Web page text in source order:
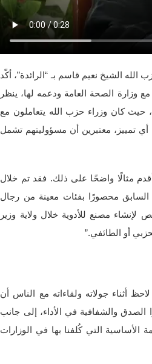
الشيخ نعيم قاسم بـ “الرائدة”، أكّد
وزارة الصحة العامة ودعمه لها، ينظر
حيث كان وزراء حزب الله يتعاملون مع
تمييز، معتبرين أن مسؤوليتهم تشمل
مثالًا واضحًا على ذلك. فقد تم خلال
السابق محصورًا بفئات معينة من رجال
مصنع للأدوية خلال ولاية وزير
أو الطائفي.”
أثناء جولاته ولقاءاته مع الناس أن
الصدق والشفافية في الأداء، إلى جانب
الأساسية التي كُلفنا بها في الوزارات